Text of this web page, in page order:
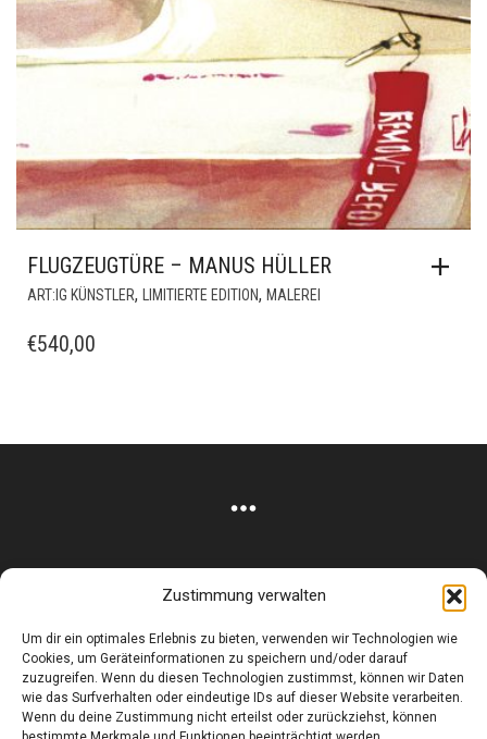
Zustimmung verwalten
Um dir ein optimales Erlebnis zu bieten, verwenden wir Technologien wie
Cookies, um Geräteinformationen zu speichern und/oder darauf
zuzugreifen. Wenn du diesen Technologien zustimmst, können wir Daten
wie das Surfverhalten oder eindeutige IDs auf dieser Website verarbeiten.
Wenn du deine Zustimmung nicht erteilst oder zurückziehst, können
FLUGZEUGTÜRE – MANUS HÜLLER
ART:IG KÜNSTLER, LIMITIERTE EDITION, MALEREI
€540,00
Corneliusstr. 19, München, 80469, Germany
Telefon: +49 (0)89 552 985 72
Öffnungszeiten: Di. - FR. 11.00 –19.30 UHR · SA. 11.00 –18.00
UHR